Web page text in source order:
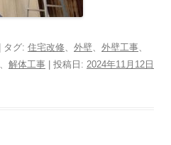
| タグ: 住宅改修 外壁 外壁工事
解体工事 | 投稿日: 2024年11月12日